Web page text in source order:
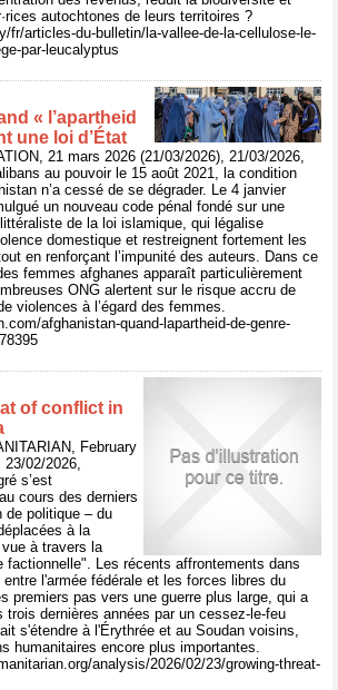
autochtones de leurs territoires ?
fr/articles-du-bulletin/la-vallee-de-la-cellulose-le-
par-leucalyptus
« l’apartheid
une loi d’État
21 mars 2026 (21/03/2026), 21/03/2026,
au pouvoir le 15 août 2021, la condition
n’a cessé de se dégrader. Le 4 janvier
un nouveau code pénal fondé sur une
de la loi islamique, qui légalise
domestique et restreignent fortement les
en renforçant l’impunité des auteurs. Dans ce
femmes afghanes apparaît particulièrement
ONG alertent sur le risque accru de
violences à l’égard des femmes.
afghanistan-quand-lapartheid-de-genre-
of conflict in
February
23/02/2026,
s’est
cours des derniers
de politique – du
à la
à travers la
factionnelle". Les récents affrontements dans
l'armée fédérale et les forces libres du
premiers pas vers une guerre plus large, qui a
trois dernières années par un cessez-le-feu
s'étendre à l'Érythrée et au Soudan voisins,
humanitaires encore plus importantes.
analysis/2026/02/23/growing-threat-